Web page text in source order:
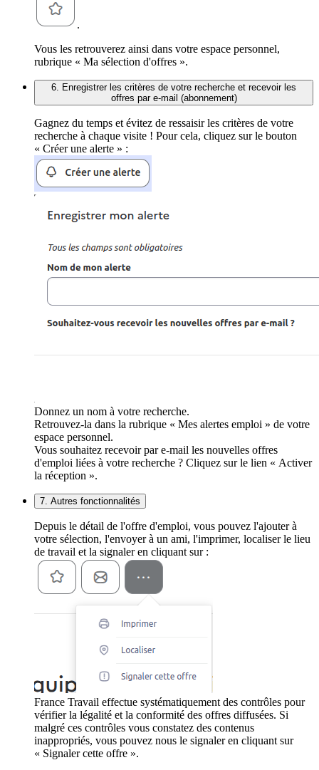
.
Vous les retrouverez ainsi dans votre espace personnel,
rubrique « Ma sélection d'offres ».
6. Enregistrer les critères de votre recherche et recevoir les
offres par e-mail (abonnement)
Gagnez du temps et évitez de ressaisir les critères de votre
recherche à chaque visite ! Pour cela, cliquez sur le bouton
« Créer une alerte » :
Donnez un nom à votre recherche.
Retrouvez-la dans la rubrique « Mes alertes emploi » de votre
espace personnel.
Vous souhaitez recevoir par e-mail les nouvelles offres
d'emploi liées à votre recherche ? Cliquez sur le lien « Activer
la réception ».
7. Autres fonctionnalités
Depuis le détail de l'offre d'emploi, vous pouvez l'ajouter à
votre sélection, l'envoyer à un ami, l'imprimer, localiser le lieu
de travail et la signaler en cliquant sur :
France Travail effectue systématiquement des contrôles pour
vérifier la légalité et la conformité des offres diffusées. Si
malgré ces contrôles vous constatez des contenus
inappropriés, vous pouvez nous le signaler en cliquant sur
« Signaler cette offre ».